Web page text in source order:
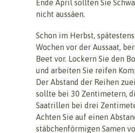
Ende April sollten Sie
nicht aussäen.
Schon im Herbst,
Wochen vor der Aussaat,
Beet vor. Lockern Sie den
und arbeiten Sie reifen
Der Abstand der Reihen
sollte bei 30 Zentimetern,
Saatrillen bei drei
Achten Sie auf einen
stäbchenförmigen Samen